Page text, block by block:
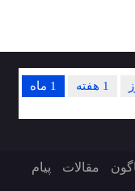
1 ماه 1 هفته
مقالات پیام